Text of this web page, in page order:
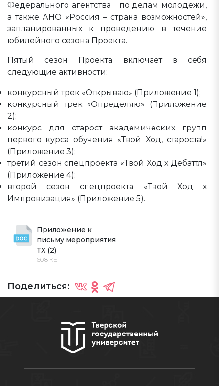
Федерального агентства по делам молодежи,
а также АНО «Россия – страна возможностей»,
запланированных к проведению в течение
юбилейного сезона Проекта.
Пятый сезон Проекта включает в себя
следующие активности:
конкурсный трек «Открываю» (Приложение 1);
конкурсный трек «Определяю» (Приложение
2);
конкурс для старост академических групп
первого курса обучения «Твой Ход, староста!»
(Приложение 3);
третий сезон спецпроекта «Твой Ход х Дебаттл»
(Приложение 4);
второй сезон спецпроекта «Твой Ход х
Импровизация» (Приложение 5).
Приложение к
письму мероприятия
ТХ (2)
60,8 КБ
Поделиться: